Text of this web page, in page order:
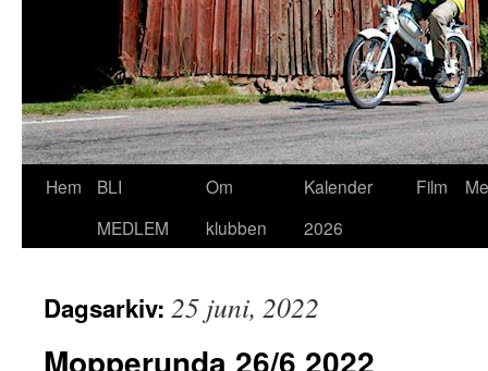
Hoppa
Hem
BLI
MEDLEM
Om
klubben
Kalender
2026
Film
Dagsarkiv: 25 juni, 2022
Mopperunda 26/6 2022